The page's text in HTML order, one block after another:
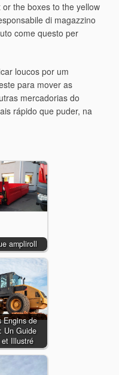
the boxes to the yellow
di magazzino
come questo per
loucos por um
para mover as
mercadorias do
rápido que puder, na
ampliroll
Engins de
Un Guide
Illustré